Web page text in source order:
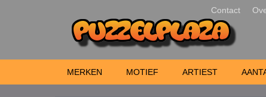
Contact
MERKEN MOTIEF ARTIEST